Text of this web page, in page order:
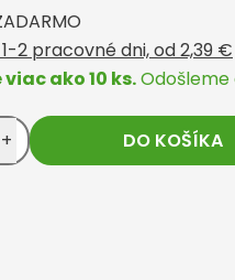
well
Overený
2 pracovné dni, od 2,39 €
ako 10 ks.Odošleme
+ DO KOŠÍKA